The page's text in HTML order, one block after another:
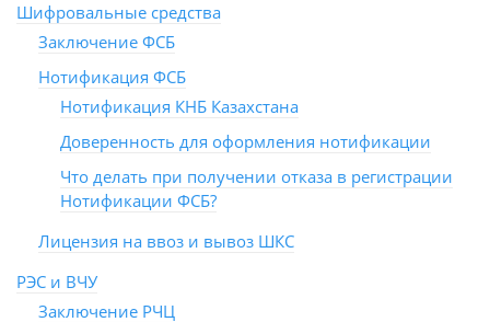
Шифровальные средства
Заключение ФСБ
Нотификация ФСБ
Нотификация КНБ Казахстана
Доверенность для оформления нотификации
Что делать при получении отказа в регистрации
Нотификации ФСБ?
Лицензия на ввоз и вывоз ШКС
РЭС и ВЧУ
Заключение РЧЦ